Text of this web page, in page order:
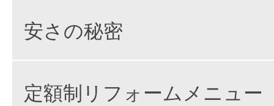
安さの秘密
定額制リフォームメニュー